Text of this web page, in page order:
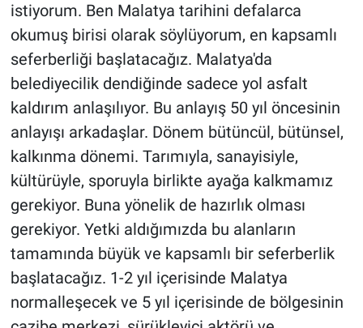
istiyorum. Ben Malatya tarihini defalarca
okumuş birisi olarak söylüyorum, en kapsamlı
seferberliği başlatacağız. Malatya'da
belediyecilik dendiğinde sadece yol asfalt
kaldırım anlaşılıyor. Bu anlayış 50 yıl öncesinin
anlayışı arkadaşlar. Dönem bütüncül, bütünsel,
kalkınma dönemi. Tarımıyla, sanayisiyle,
kültürüyle, sporuyla birlikte ayağa kalkmamız
gerekiyor. Buna yönelik de hazırlık olması
gerekiyor. Yetki aldığımızda bu alanların
tamamında büyük ve kapsamlı bir seferberlik
başlatacağız. 1-2 yıl içerisinde Malatya
normalleşecek ve 5 yıl içerisinde de bölgesinin